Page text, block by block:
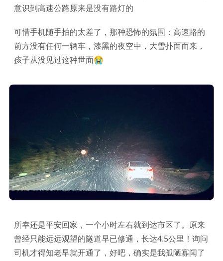
意识到高速公路原来是没有路灯的
可惜手机随手拍的太差了，那种恐怖的氛围：高速路的
前方没有任何一辆车，漆黑的夜空中，大雪扑面而来，
孩子从没见过这种世面😭
所幸还是平安回家，一个小时左右就到达市区了。原来
曾经只能远远观望的隧道早已修通，长达4.5公里！询问
司机才得知老早就开通了，好吧，确实是我孤陋寡闻了